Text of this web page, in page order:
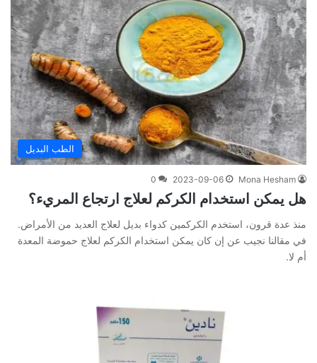
الطب البديل
Mona Hesham
2023-09-06
0
هل يمكن استخدام الكركم لعلاج ارتجاع المريء؟
منذ عدة قرون، استخدم الكركمين كدواء بديل لعلاج العديد من الأمراض.
في مقالنا نجيب عن إن كان يمكن استخدام الكركم لعلاج حموضة المعدة
أم لا.